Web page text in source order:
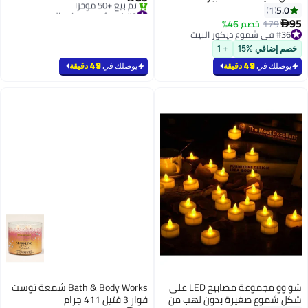
5.0
1
95
179 خصم 46%
#36 في شموع ديكور البيت
#36 في شموع ديكور البيت
خصم إضافي %15 + 1
يوصلك في49 دقيقة
#9 في شموع ديكور البيت
بتخلّص بسرعة
يوصلك في49 دقيقة
شو وو مجموعة مصابيح LED على
شكل شموع صغيرة بدون لهب من
Bath & Body Works شمعة توست
فوار 3 فتيل 411 جرام